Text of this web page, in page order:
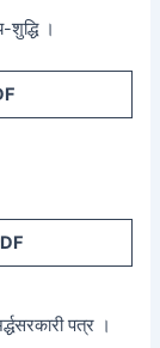
शुद्धि ।
पत्र ।